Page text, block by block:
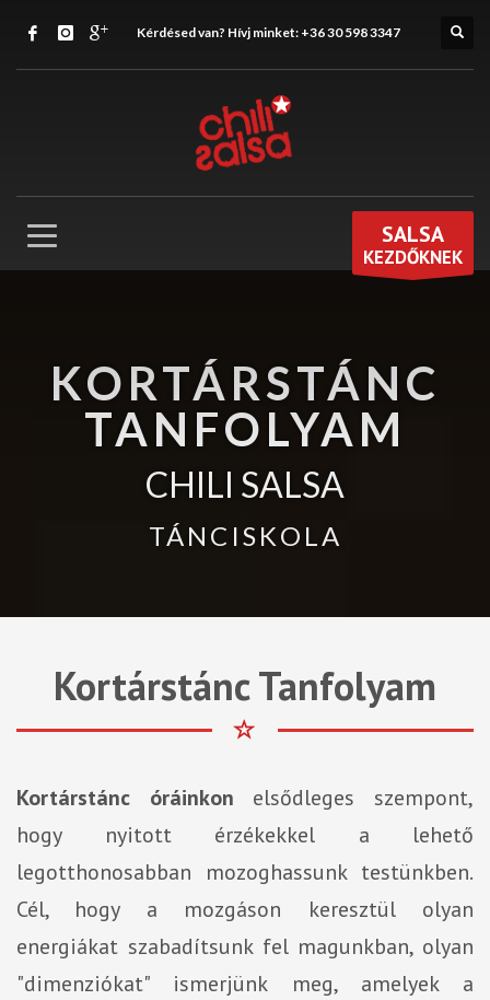
Kérdésed van? Hívj minket: +36 30 598 3347
SALSA
KEZDŐKNEK
KORTÁRSTÁNC
TANFOLYAM
CHILI SALSA
TÁNCISKOLA
Kortárstánc Tanfolyam
Kortárstánc óráinkon elsődleges szempont,
hogy nyitott érzékekkel a lehető
legotthonosabban mozoghassunk testünkben.
Cél, hogy a mozgáson keresztül olyan
energiákat szabadítsunk fel magunkban, olyan
"dimenziókat" ismerjünk meg, amelyek a